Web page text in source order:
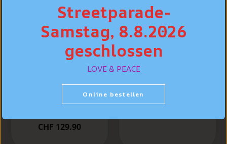
Hellblau
vewaschen "Call It
Off"
CHF 129.90
Levi's® Jeans
Hemd Standard
Fit, Hellblau "Esta
Noche"
CHF 99.90
Streetparade-
Samstag, 8.8.2026
geschlossen
LOVE & PEACE
Online bestellen